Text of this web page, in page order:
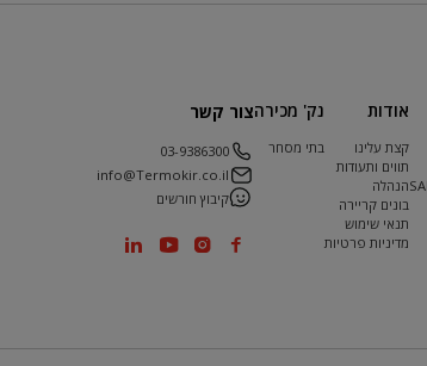
אודות
קצת עלינו
תווים ותעודות
הנהלה
בונים קריירה
תנאי שימוש
מדיניות פרטיות
נק' מכירה
בתי מסחר
צור קשר
03-9386300
info@Termokir.co.il
קיבוץ חורשים